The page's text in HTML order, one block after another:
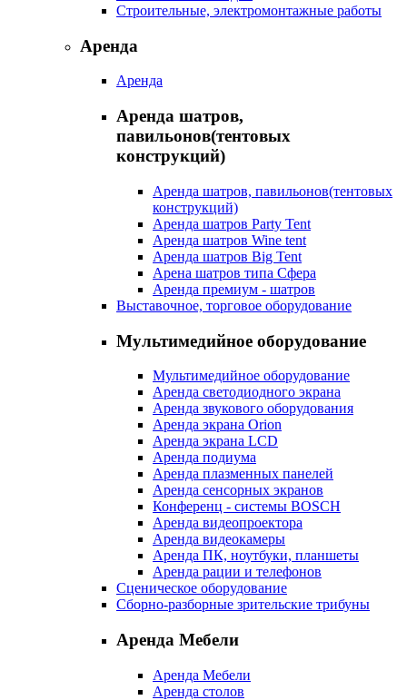
Строительные, электромонтажные работы
Аренда
Аренда
Аренда шатров,
павильонов(тентовых
конструкций)
Аренда шатров, павильонов(тентовых
конструкций)
Аренда шатров Party Tent
Аренда шатров Wine tent
Аренда шатров Big Tent
Арена шатров типа Сфера
Аренда премиум - шатров
Выставочное, торговое оборудование
Мультимедийное оборудование
Мультимедийное оборудование
Аренда светодиодного экрана
Аренда звукового оборудования
Аренда экрана Orion
Аренда экрана LCD
Аренда подиума
Аренда плазменных панелей
Аренда сенсорных экранов
Конференц - системы BOSCH
Аренда видеопроектора
Аренда видеокамеры
Аренда ПК, ноутбуки, планшеты
Аренда рации и телефонов
Сценическое оборудование
Сборно-разборные зрительские трибуны
Аренда Мебели
Аренда Мебели
Аренда столов